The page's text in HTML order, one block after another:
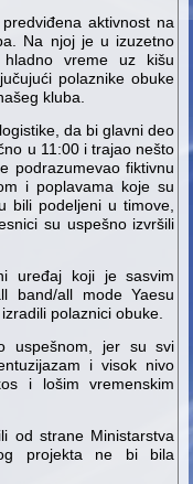
aktivnost na
Na njoj je u izuzetno
vreme uz kišu
polaznike obuke
kluba.
da bi glavni deo
u 11:00 i trajao nešto
podrazumevao fiktivnu
i poplavama koje su
bili podeljeni u timove,
su uspešno izvršili
uređaj koji je sasvim
band/all mode Yaesu
polaznici obuke.
uspešnom, jer su svi
i visok nivo
i lošim vremenskim
od strane Ministarstva
projekta ne bi bila